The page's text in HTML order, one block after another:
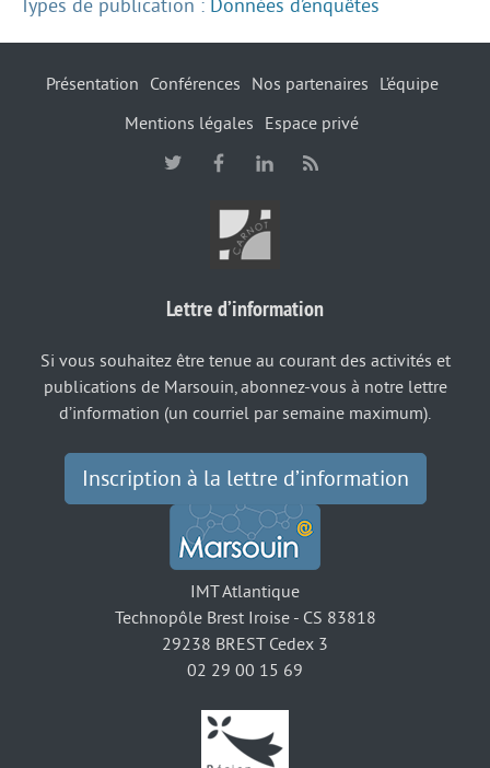
Types de publication : Données d’enquêtes
Présentation Conférences Nos partenaires
L’équipe
Mentions légales
Espace privé
Lettre d’information
Si vous souhaitez être tenue au courant des activités et
publications de Marsouin, abonnez-vous à notre lettre
d’information (un courriel par semaine maximum).
Inscription à la lettre d’information
IMT Atlantique
Technopôle Brest Iroise - CS 83818
29238 BREST Cedex 3
02 29 00 15 69